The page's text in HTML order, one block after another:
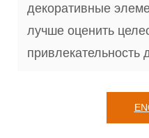
декоративные
лучше оценить
привлекательность